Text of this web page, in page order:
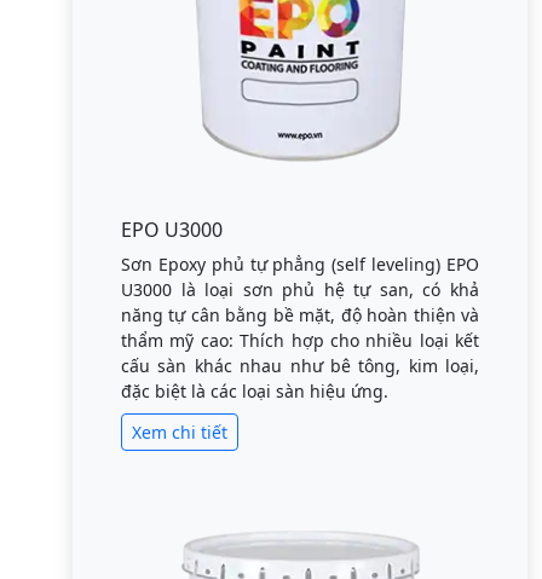
EPO U3000
Sơn Epoxy phủ tự phẳng (self leveling) EPO
U3000 là loại sơn phủ hệ tự san, có khả
năng tự cân bằng bề mặt, độ hoàn thiện và
thẩm mỹ cao: Thích hợp cho nhiều loại kết
cấu sàn khác nhau như bê tông, kim loại,
đặc biệt là các loại sàn hiệu ứng.
Xem chi tiết